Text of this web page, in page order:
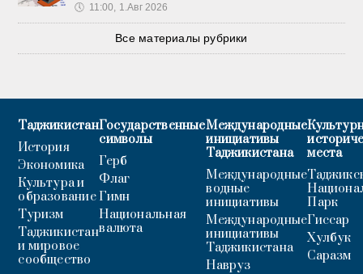
🕔 11:00, 1.Авг 2026
Все материалы рубрики
Таджикистан
История
Экономика
Культура и
образование
Туризм
Таджикистан
и мировое
сообщество
Государственные
символы
Герб
Флаг
Гимн
Национальная
валюта
Международные
инициативы
Таджикистана
Международные
водные
инициативы
Международные
инициативы
Таджикистана
Навруз
места
Парк
Гиссар
Хулбук
Саразм